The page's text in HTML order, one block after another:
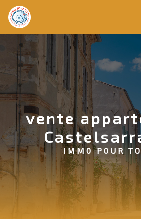
vente
IMMO POUR
Panneau de gestion des cookies